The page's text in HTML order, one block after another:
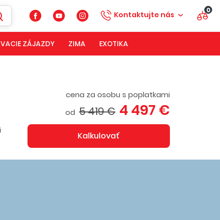
Kontaktujte nás 0
ZÁJAZDY ZIMA EXOTIKA
cena za osobu s poplatkami
od 5 419 € 4 497 €
Kalkulovať